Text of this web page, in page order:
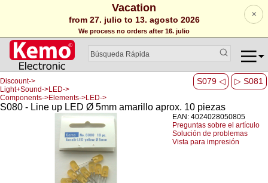
Vacation
from 27. julio to 13. agosto 2026
We process no orders after 16. julio
×
S079 ◁ ▷ S081
Discount->
Light+Sound->LED->
Components->Elements->LED->
S080 - Line up LED Ø 5mm amarillo aprox. 10 piezas
EAN: 4024028050805
Preguntas sobre el artículo
Solución de problemas
Vista para impresión